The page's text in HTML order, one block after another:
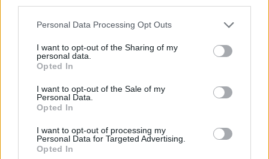
Please note that this website/app uses one or more Google
not limited to your visit or usage behaviour. You may click to
grant or deny consent to Google and its third-party tags to
use your data for below specified purposes in below Google
consent section.
Personal Data Processing Opt Outs
I want to opt-out of the Sharing of my
personal data.
Opted In
I want to opt-out of the Sale of my
Personal Data.
Opted In
I want to opt-out of processing my
Personal Data for Targeted Advertising.
Opted In
solo un lugar para alimentar el cuerpo, sino
también el alma.
staff